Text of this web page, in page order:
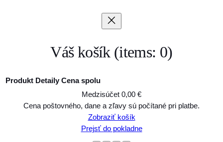
Váš košík (items: 0)
Produkty
Produkt Detaily Cena spolu
Medzisúčet 0,00 €
Cena poštovného, dane a zľavy sú počítané pri platbe.
Zobraziť košík
Prejsť do pokladne